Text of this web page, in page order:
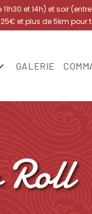
et 14h) et soir (entre
et plus de 5km
GALERIE
Roll